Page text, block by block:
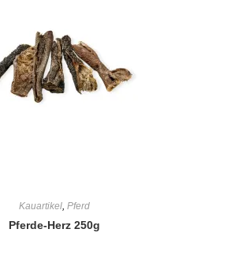
Kauartikel Pferd
Pferde-Herz 250g